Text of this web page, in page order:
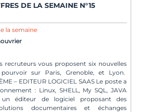
DE LA SEMAINE N°15
la semaine
recruteurs vous proposent six nouvelles
sur Paris, Grenoble, et Lyon.
– EDITEUR LOGICIEL SAAS Le poste a
: Linux, SHELL, My SQL, JAVA
éditeur de logiciel proposant des
documentaires et échanges